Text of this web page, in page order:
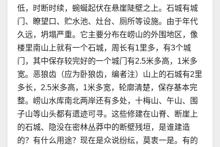
低，时断时续，蜿蜒起伏在悬崖陡壁之上。石城有城
门、瞭望口、贮水池、灶台、厕所等设施。由于年代
久远，坍塌严重。它主要分布在崂山的外围地区，像
楼里南山上就有一个石城，周长有1里多，有3个城
门，其中保存较完好的一个城门有2.5米多高，1米多
宽。恶狼齿（应为卧狼齿，编者注）山上的石城有2里
多长，2.5米多高，1米多宽，轮廓清楚，保存基本完
整。崂山水库南北两岸还有多处，十梅山、午山、围
子山等山头都有遗迹可寻。这些修建在山脊、断崖上
的石城、隐没在密林丛莽中的断壁残垣，是谁建造
的？有什么用途？现在是众说纷纭，莫衷一是。有的